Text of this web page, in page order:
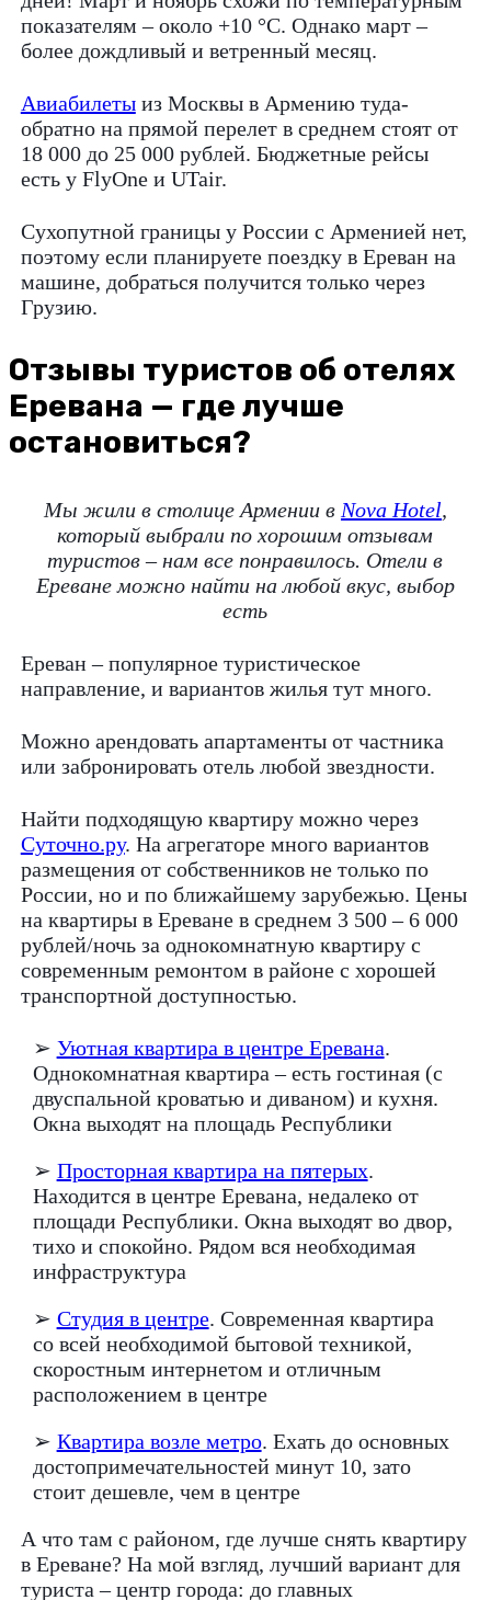
показателям – около +10 °C. Однако март –
более дождливый и ветренный месяц.
Авиабилетыиз Москвы в Армению туда-
обратно на прямой перелет в среднем стоят от
18 000 до 25 000 рублей. Бюджетные рейсы
есть у FlyOne и UTair.
Сухопутной границы у России с Арменией нет,
поэтому если планируете поездку в Ереван на
машине, добраться получится только через
Грузию.
Отзывы туристов об отелях
Еревана — где лучше
остановиться?
Мы жили в столице Армении в Nova Hotel,
который выбрали по хорошим отзывам
туристов – нам все понравилось. Отели в
Ереване можно найти на любой вкус, выбор
есть
Ереван – популярное туристическое
направление, и вариантов жилья тут много.
Можно арендовать апартаменты от частника
или забронировать отель любой звездности.
Найти подходящую квартиру можно через
Суточно.ру. На агрегаторе много вариантов
размещения от собственников не только по
России, но и по ближайшему зарубежью. Цены
на квартиры в Ереване в среднем 3 500 – 6 000
рублей/ночь за однокомнатную квартиру с
современным ремонтом в районе с хорошей
транспортной доступностью.
➢ Уютная квартира в центре Еревана.
Однокомнатная квартира – есть гостиная (с
двуспальной кроватью и диваном) и кухня.
Окна выходят на площадь Республики
➢ Просторная квартира на пятерых.
Находится в центре Еревана, недалеко от
площади Республики. Окна выходят во двор,
тихо и спокойно. Рядом вся необходимая
инфраструктура
➢ Студия в центре. Современная квартира
со всей необходимой бытовой техникой,
скоростным интернетом и отличным
расположением в центре
➢ Квартира возле метро. Ехать до основных
достопримечательностей минут 10, зато
стоит дешевле, чем в центре
А что там с районом, где лучше снять квартиру
в Ереване? На мой взгляд, лучший вариант для
туриста – центр города: до главных